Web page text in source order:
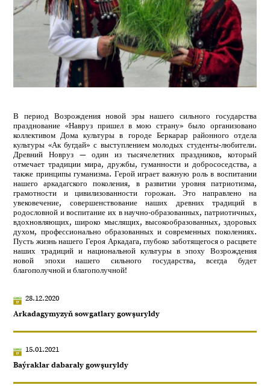
В период Возрождения новой эры нашего сильного государства
празднование «Навруз пришел в мою страну» было организовано
коллективом Дома культуры в городе Беркарар районного отдела
культуры «Ак бугдай» с выступлением молодых студенты-любители.
Древний Новруз — один из тысячелетних праздников, который
отмечает традиции мира, дружбы, гуманности и добрососедства, а
также принципы гуманизма. Герой играет важную роль в воспитании
нашего аркадагского поколения, в развитии уровня патриотизма,
грамотности и цивилизованности горожан. Это направлено на
увековечение, совершенствование наших древних традиций в
родословной и воспитание их в научно-образованных, патриотичных,
вдохновляющих, широко мыслящих, высокообразованных, здоровых
духом, профессионально образованных и современных поколениях.
Пусть жизнь нашего Героя Аркадага, глубоко заботящегося о расцвете
наших традиций и национальной культуры в эпоху Возрождения
новой эпохи нашего сильного государства, всегда будет
благополучной и благополучной!
28.12.2020
Arkadagymyzyň sowgatlary gowşuryldy
15.01.2021
Baýraklar dabaraly gowşuryldy